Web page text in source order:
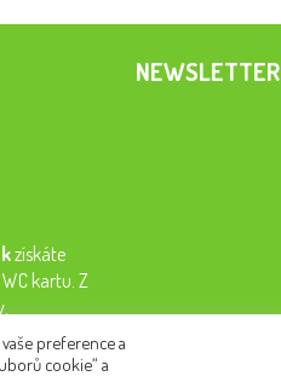
získáte
kartu. Z
NEWSLETTER
preference a
cookie“ a